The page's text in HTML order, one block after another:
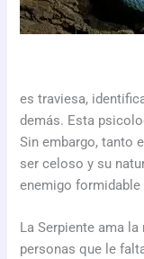
es traviesa,
demás. Esta
Sin embargo, tanto
ser celoso y su
enemigo
La Serpiente ama
personas que le